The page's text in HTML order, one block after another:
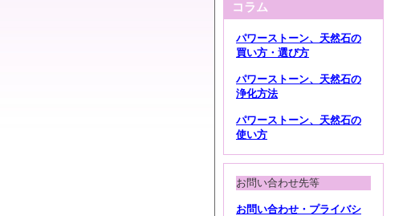
コラム
パワーストーン、天然石の
買い方・選び方
パワーストーン、天然石の
浄化方法
パワーストーン、天然石の
使い方
お問い合わせ先等
お問い合わせ・プライバシ